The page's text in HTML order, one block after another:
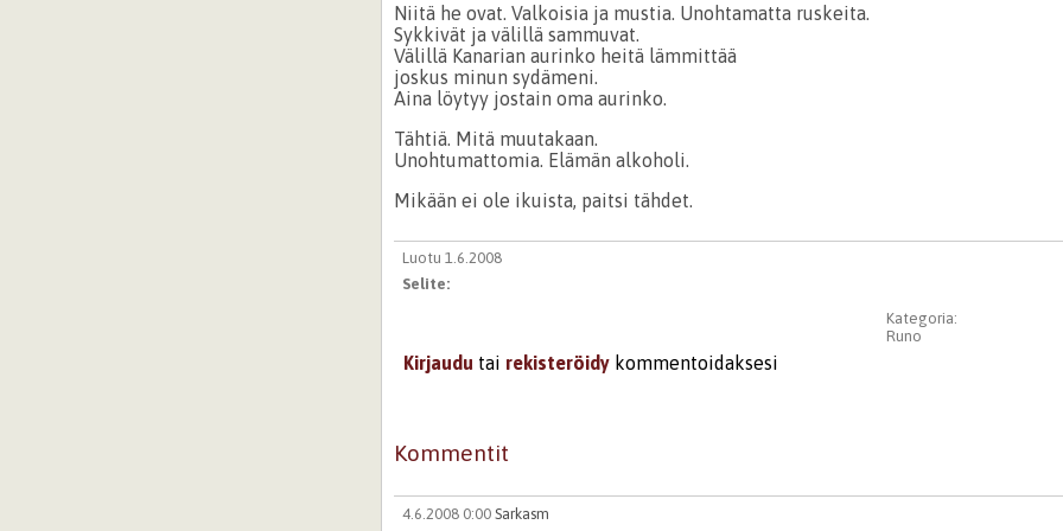
Niitä he ovat. Valkoisia ja mustia. Unohtamatta ruskeita.
Sykkivät ja välillä sammuvat.
Välillä Kanarian aurinko heitä lämmittää
joskus minun sydämeni.
Aina löytyy jostain oma aurinko.
Tähtiä. Mitä muutakaan.
Unohtumattomia. Elämän alkoholi.
Mikään ei ole ikuista, paitsi tähdet.
Luotu 1.6.2008
Selite:
Kategoria:
Runo
Kirjaudu tai rekisteröidy kommentoidaksesi
Kommentit
4.6.2008 0:00 Sarkasm